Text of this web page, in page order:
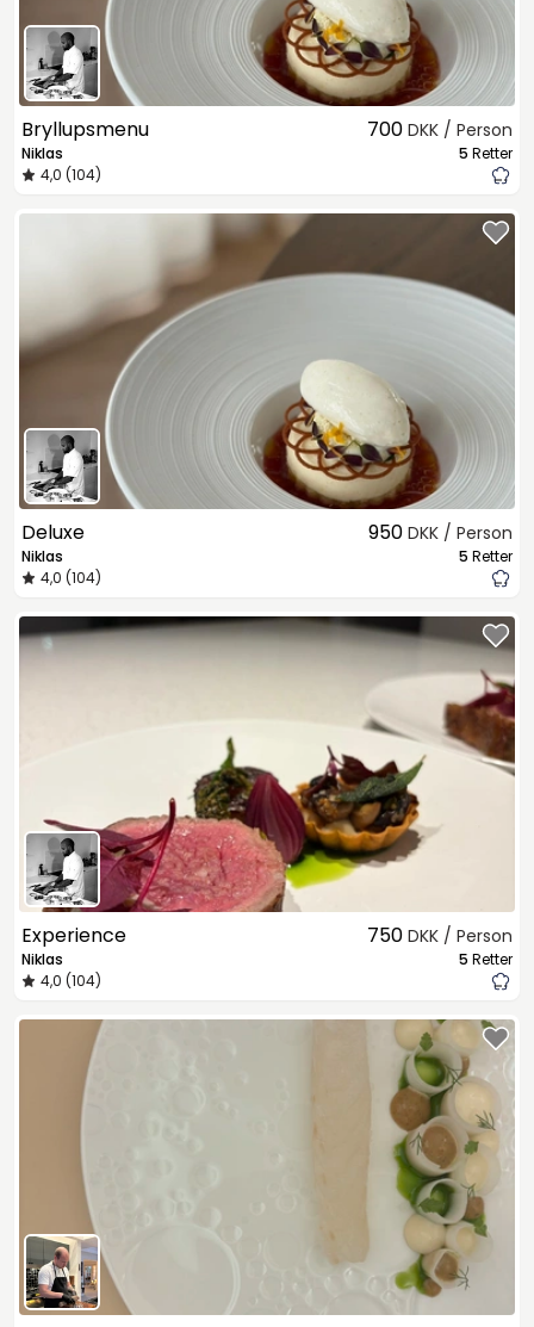
Bryllupsmenu
Niklas
4,0 (104)
700 DKK / Person
5 Retter
Deluxe
Niklas
4,0 (104)
950 DKK / Person
5 Retter
Experience
Niklas
4,0 (104)
750 DKK / Person
5 Retter